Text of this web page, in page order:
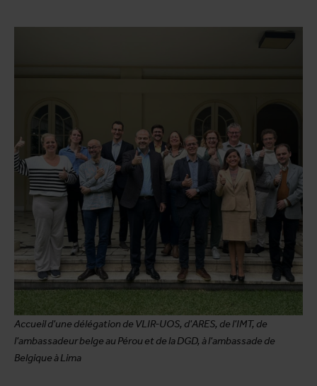
Accueil d'une délégation de VLIR-UOS, d'ARES, de l'IMT, de
l'ambassadeur belge au Pérou et de la DGD, à l'ambassade de
Belgique à Lima